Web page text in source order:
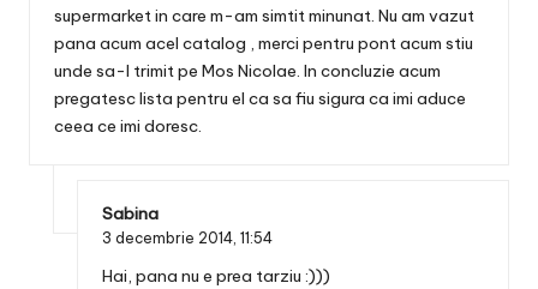
supermarket in care m-am simtit minunat. Nu am vazut
pana acum acel catalog , merci pentru pont acum stiu
unde sa-l trimit pe Mos Nicolae. In concluzie acum
pregatesc lista pentru el ca sa fiu sigura ca imi aduce
ceea ce imi doresc.
Sabina
3 decembrie 2014, 11:54
Hai, pana nu e prea tarziu :)))